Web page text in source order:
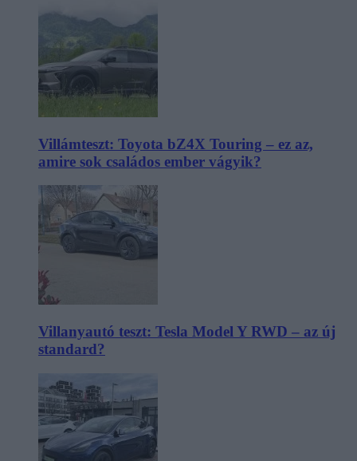
Villámteszt: Toyota bZ4X Touring – ez az,
amire sok családos ember vágyik?
Villanyautó teszt: Tesla Model Y RWD – az új
standard?